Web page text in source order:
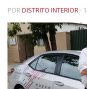
PORDISTRITO INTERIOR ·